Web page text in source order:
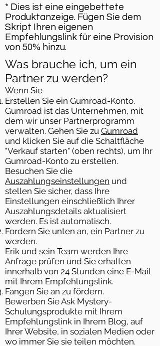
* Dies ist eine eingebettete
Produktanzeige. Fügen Sie dem
Skript Ihren eigenen
Empfehlungslink für eine Provision
von 50% hinzu.
Was brauche ich, um ein
Partner zu werden?
Wenn Sie
Erstellen Sie ein Gumroad-Konto.
Gumroad ist das Unternehmen, mit
dem wir unser Partnerprogramm
verwalten. Gehen Sie zu Gumroad
und klicken Sie auf die Schaltfläche
"Verkauf starten" (oben rechts), um Ihr
Gumroad-Konto zu erstellen.
Besuchen Sie die
Auszahlungseinstellungen und
stellen Sie sicher, dass Ihre
Einstellungen einschließlich Ihrer
Auszahlungsdetails aktualisiert
werden. Es ist automatisch.
Fordern Sie unten an, ein Partner zu
werden.
Erik und sein Team werden Ihre
Anfrage prüfen und Sie erhalten
innerhalb von 24 Stunden eine E-Mail
mit Ihrem Empfehlungslink.
Fangen Sie an zu fördern.
Bewerben Sie Ask Mystery-
Schulungsprodukte mit Ihrem
Empfehlungslink in Ihrem Blog, auf
Ihrer Website, in sozialen Medien oder
wo immer Sie sie teilen möchten.